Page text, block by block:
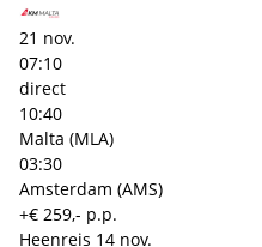
21 nov.
07:10
direct
10:40
Malta (MLA)
03:30
Amsterdam (AMS)
+€ 259,- p.p.
Heenreis 14 nov.